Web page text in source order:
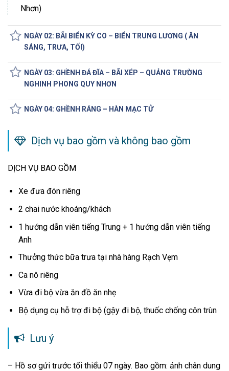
Nhơn)
NGÀY 02: BÃI BIỂN KỲ CO – BIỂN TRUNG LƯƠNG ( ĂN
SÁNG, TRƯA, TỐI)
NGÀY 03: GHỀNH ĐÁ ĐĨA – BÃI XÉP – QUẢNG TRƯỜNG
NGHINH PHONG QUY NHƠN
NGÀY 04: GHỀNH RÁNG – HÀN MẠC TỬ
Dịch vụ bao gồm và không bao gồm
DỊCH VỤ BAO GỒM
Xe đưa đón riêng
2 chai nước khoáng/khách
1 hướng dẫn viên tiếng Trung + 1 hướng dẫn viên tiếng
Anh
Thưởng thức bữa trưa tại nhà hàng Rạch Vẹm
Ca nô riêng
Vừa đi bộ vừa ăn đồ ăn nhẹ
Bộ dụng cụ hỗ trợ đi bộ (gậy đi bộ, thuốc chống côn trùn
Lưu ý
– Hồ sơ gửi trước tối thiểu 07 ngày. Bao gồm: ảnh chân dung